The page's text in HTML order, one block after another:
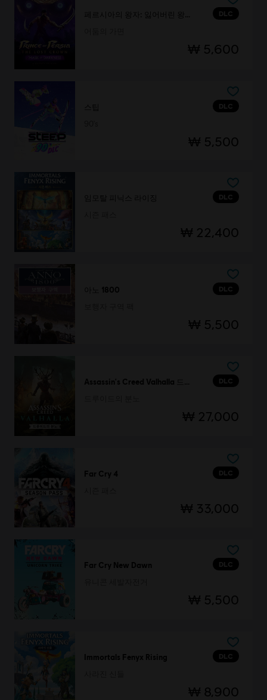
DLC
₩ 5,600
DLC
스팁
₩ 5,500
DLC
임모탈 피닉스 라이징
₩ 22,400
DLC
아노 1800
₩ 5,500
DLC
₩ 27,000
DLC
Far Cry 4
₩ 33,000
DLC
Far Cry New Dawn
₩ 5,500
DLC
Immortals Fenyx Rising
₩ 8,900